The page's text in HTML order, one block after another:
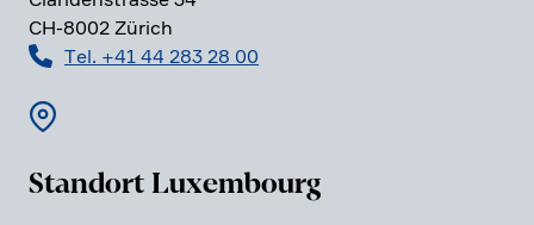
CH-8002 Zürich
Tel. +41 44 283 28 00
Standort Luxem­bourg